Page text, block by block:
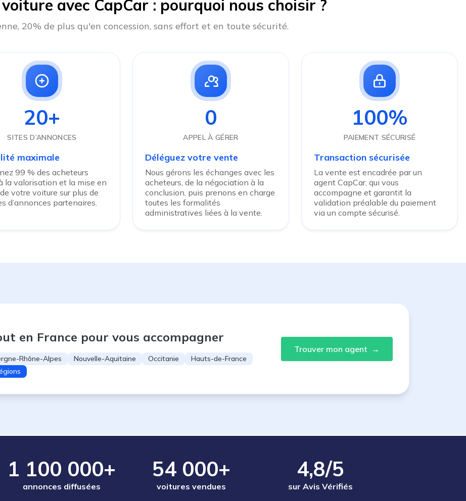
avec CapCar : pourquoi nous choisir ?
20% de plus qu'en concession, sans effort et en toute sécurité.
20+
SITES D’ANNONCES
maximale
99 % des acheteurs
la valorisation et la mise en
votre voiture sur plus de
d’annonces partenaires.
0
APPEL À GÉRER
Déléguez votre vente
Nous gérons les échanges avec les
acheteurs, de la négociation à la
conclusion, puis prenons en charge
toutes les formalités
administratives liées à la vente.
100%
PAIEMENT SÉCURISÉ
Transaction sécurisée
La vente est encadrée par un
agent CapCar, qui vous
accompagne et garantit la
validation préalable du paiement
via un compte sécurisé.
en France pour vous accompagner
Rhône-Alpes Nouvelle-Aquitaine Occitanie
Hauts-de-France
Trouver mon agent →
1 100 000+
annonces diffusées
54 000+
voitures vendues
4,8/5
sur Avis Vérifiés